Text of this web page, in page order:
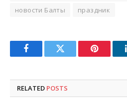
новости Балты
праздник
FacebookTwitter Pinterest
RELATED POSTS